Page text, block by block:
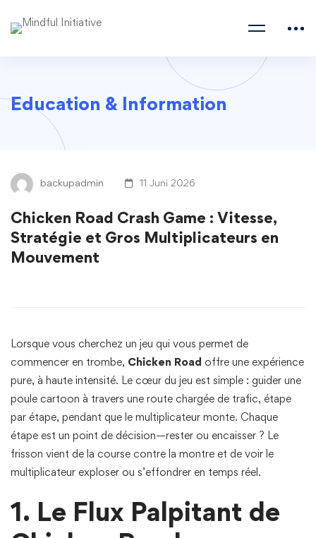
Education & Information
backupadmin 11 Juni 2026
Chicken Road Crash Game : Vitesse,
Stratégie et Gros Multiplicateurs en
Mouvement
Lorsque vous cherchez un jeu qui vous permet de
commencer en trombe, Chicken Road offre une expérience
pure, à haute intensité. Le cœur du jeu est simple : guider une
poule cartoon à travers une route chargée de trafic, étape
par étape, pendant que le multiplicateur monte. Chaque
étape est un point de décision—rester ou encaisser ? Le
frisson vient de la course contre la montre et de voir le
multiplicateur exploser ou s’effondrer en temps réel.
1. Le Flux Palpitant de